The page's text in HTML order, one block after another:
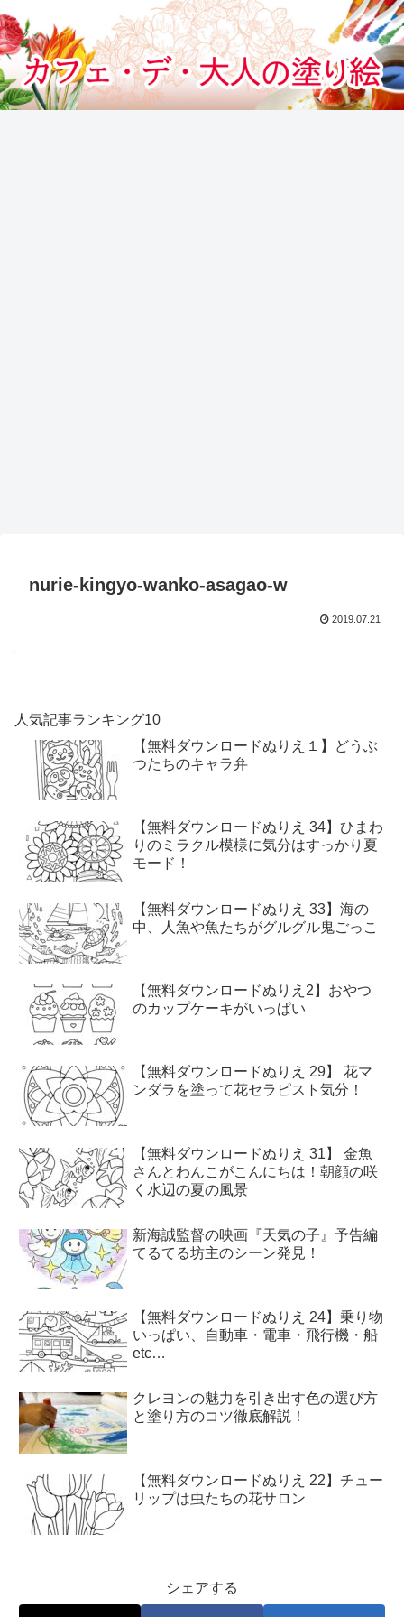
カフェでぬりえをする気分のぬりえサイト
nurie-kingyo-wanko-asagao-w
2019.07.21
人気記事ランキング10
【無料ダウンロードぬりえ１】どうぶ
つたちのキャラ弁
【無料ダウンロードぬりえ 34】ひまわ
りのミラクル模様に気分はすっかり夏
モード！
【無料ダウンロードぬりえ 33】海の
中、人魚や魚たちがグルグル鬼ごっこ
【無料ダウンロードぬりえ2】おやつ
のカップケーキがいっぱい
【無料ダウンロードぬりえ 29】 花マ
ンダラを塗って花セラピスト気分！
【無料ダウンロードぬりえ 31】 金魚
さんとわんこがこんにちは！朝顔の咲
く水辺の夏の風景
新海誠監督の映画『天気の子』予告編
てるてる坊主のシーン発見！
【無料ダウンロードぬりえ 24】乗り物
いっぱい、自動車・電車・飛行機・船
etc…
クレヨンの魅力を引き出す色の選び方
と塗り方のコツ徹底解説！
【無料ダウンロードぬりえ 22】チュー
リップは虫たちの花サロン
シェアする